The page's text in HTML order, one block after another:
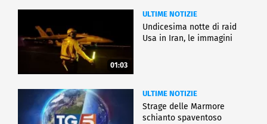
01:03
ULTIME NOTIZIE
Undicesima notte di raid
Usa in Iran, le immagini
ULTIME NOTIZIE
Strage delle Marmore
schianto spaventoso